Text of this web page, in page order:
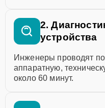
2.
устройства
Инженеры проводят
аппаратную,
около 60 минут.